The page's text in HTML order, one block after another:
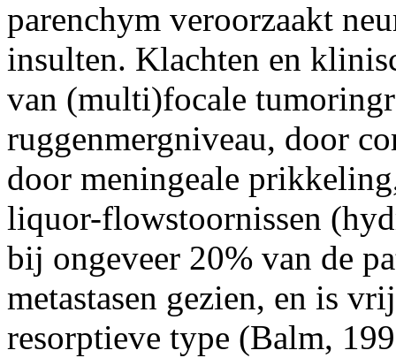
parenchym veroorzaakt
insulten. Klachten en
van (multi)focale
ruggenmergniveau, door
door meningeale
liquor-flowstoornissen
bij ongeveer 20% van de
metastasen gezien, en is
resorptieve type (Balm,